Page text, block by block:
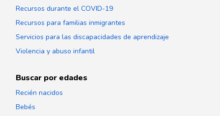
Recursos durante el COVID-19
Recursos para familias inmigrantes
Servicios para las discapacidades de aprendizaje
Violencia y abuso infantil
Buscar por edades
Recién nacidos
Bebés